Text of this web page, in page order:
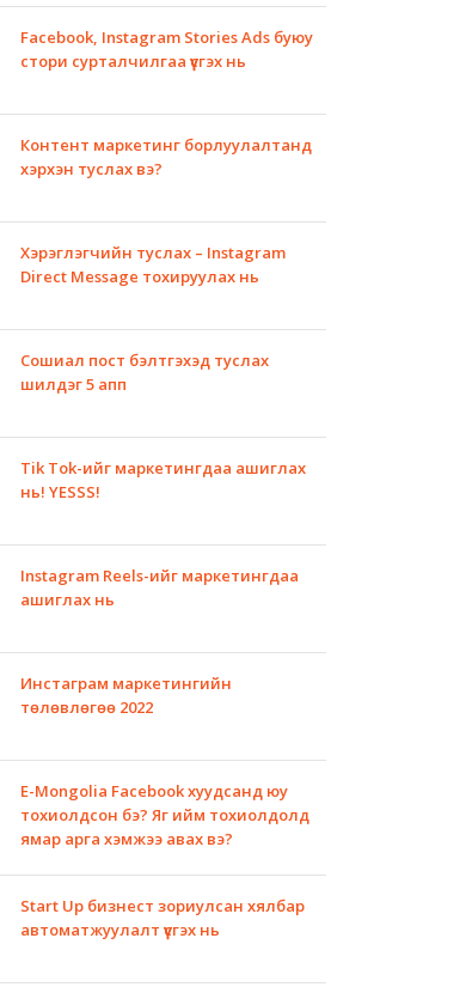
Facebook, Instagram Stories Ads буюу
стори сурталчилгаа үүсгэх нь
Контент маркетинг борлуулалтанд
хэрхэн туслах вэ?
Хэрэглэгчийн туслах – Instagram
Direct Message тохируулах нь
Сошиал пост бэлтгэхэд туслах
шилдэг 5 апп
Tik Tok-ийг маркетингдаа ашиглах
нь! YESSS!
Instagram Reels-ийг маркетингдаа
ашиглах нь
Инстаграм маркетингийн
төлөвлөгөө 2022
E-Mongolia Facebook хуудсанд юу
тохиолдсон бэ? Яг ийм тохиолдолд
ямар арга хэмжээ авах вэ?
Start Up бизнест зориулсан хялбар
автоматжуулалт үүсгэх нь